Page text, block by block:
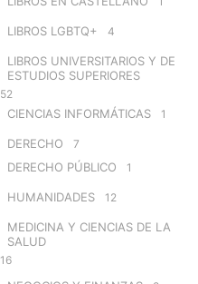
LIBROS LGBTQ+ 4
LIBROS UNIVERSITARIOS Y DE
ESTUDIOS SUPERIORES
52
CIENCIAS INFORMÁTICAS 1
DERECHO 7
DERECHO PÚBLICO 1
HUMANIDADES 12
MEDICINA Y CIENCIAS DE LA
SALUD
16